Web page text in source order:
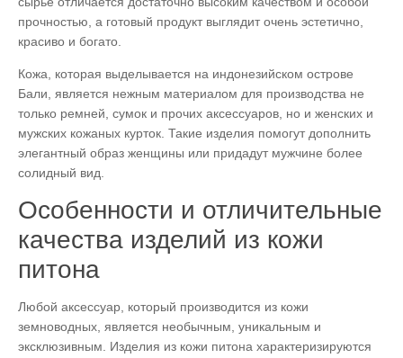
прочностью, а готовый продукт выглядит очень эстетично,
красиво и богато.
Кожа, которая выделывается на индонезийском острове
Бали, является нежным материалом для производства не
только ремней, сумок и прочих аксессуаров, но и женских и
мужских кожаных курток. Такие изделия помогут дополнить
элегантный образ женщины или придадут мужчине более
солидный вид.
Особенности и отличительные
качества изделий из кожи
питона
Любой аксессуар, который производится из кожи
земноводных, является необычным, уникальным и
эксклюзивным. Изделия из кожи питона характеризируются